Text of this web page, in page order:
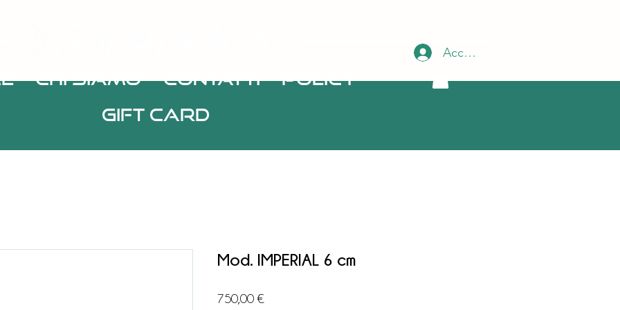
chi siamo Contatti
policy
Gift Card
Accedi
Mod. IMPERIAL 6 cm
750,00 €